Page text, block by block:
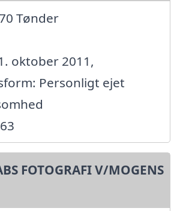
Tønder
oktober 2011,
Personligt ejet
FOTOGRAFI V/MOGENS